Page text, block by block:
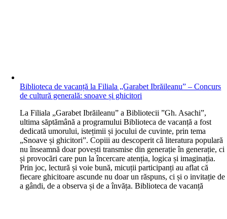
Biblioteca de vacanță la Filiala „Garabet Ibrăileanu” – Concurs
de cultură generală: snoave și ghicitori
La Filiala „Garabet Ibrăileanu” a Bibliotecii ”Gh. Asachi”,
ultima săptămână a programului Biblioteca de vacanță a fost
dedicată umorului, istețimii și jocului de cuvinte, prin tema
„Snoave și ghicitori”. Copiii au descoperit că literatura populară
nu înseamnă doar povești transmise din generație în generație, ci
și provocări care pun la încercare atenția, logica și imaginația.
Prin joc, lectură și voie bună, micuții participanți au aflat că
fiecare ghicitoare ascunde nu doar un răspuns, ci și o invitație de
a gândi, de a observa și de a învăța. Biblioteca de vacanță